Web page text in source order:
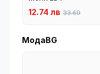
12.74 лв 33.69
МодаBG